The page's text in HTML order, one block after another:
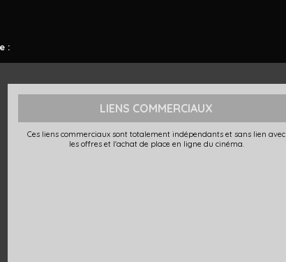
:
LIENS COMMERCIAUX
Ces liens commerciaux sont totalement indépendants et sans lien avec
les offres et l'achat de place en ligne du cinéma.